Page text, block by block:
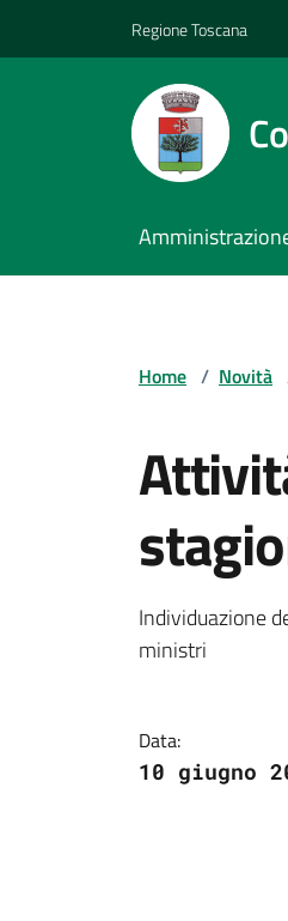
Regione Toscana
Home / Novità
Individuazione
ministri
Data:
10 giugno